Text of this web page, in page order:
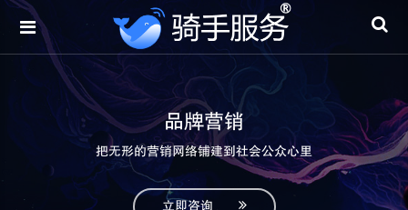
品牌营销
把无形的营销网络铺建到社会公众心里
立即咨询